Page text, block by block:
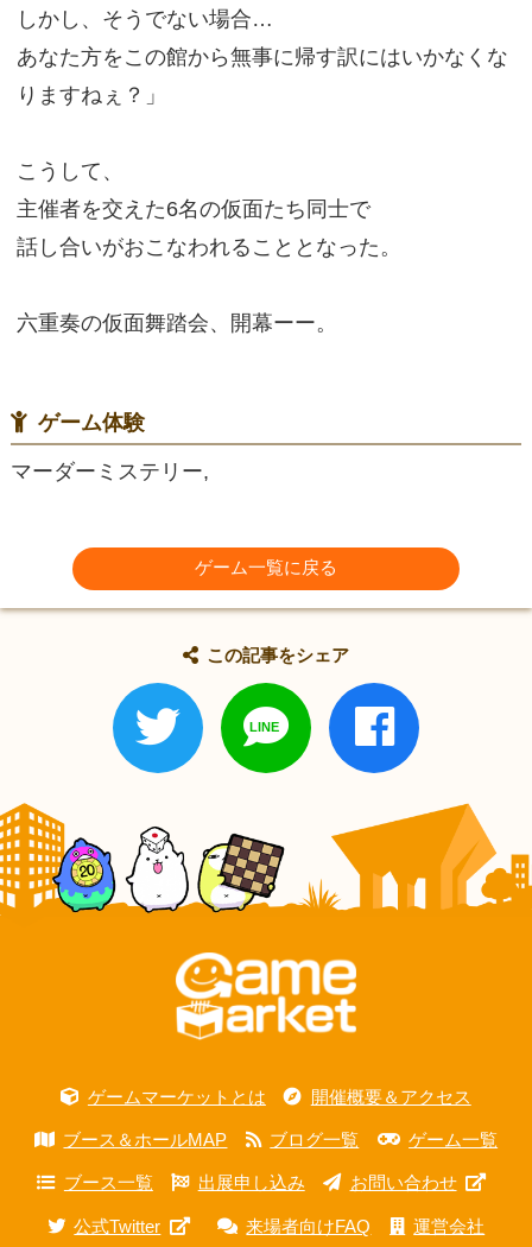
しかし、そうでない場合…
あなた方をこの館から無事に帰す訳にはいかなくな
りますねぇ？」
こうして、
主催者を交えた6名の仮面たち同士で
話し合いがおこなわれることとなった。
六重奏の仮面舞踏会、開幕ーー。
ゲーム体験
マーダーミステリー,
ゲーム一覧に戻る
この記事をシェア
ゲームマーケットとは 開催概要＆アクセス
ブース＆ホールMAP ブログ一覧 ゲーム一覧
ブース一覧 出展申し込み お問い合わせ
公式Twitter 来場者向けFAQ 運営会社